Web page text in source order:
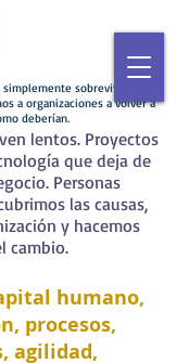
sobrevive?
a organizaciones a volver a
deberían.
lentos. Proyectos
que deja de
Personas
las causas,
y hacemos
cambio.
humano,
procesos,
agilidad,